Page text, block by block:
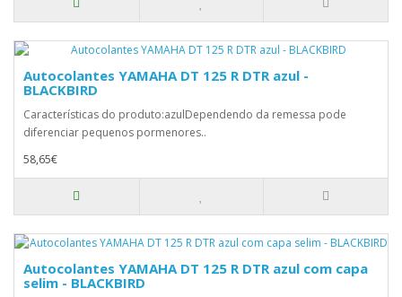
Autocolantes YAMAHA DT 125 R DTR azul -
BLACKBIRD
Características do produto:azulDependendo da remessa pode
diferenciar pequenos pormenores..
58,65€
Autocolantes YAMAHA DT 125 R DTR azul com capa
selim - BLACKBIRD